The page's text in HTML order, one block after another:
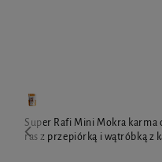
Super Rafi Mini Mokra karma
ras z przepiórką i wątróbką z